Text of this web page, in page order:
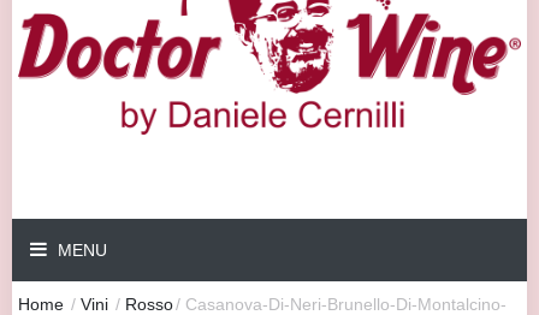
MENU
Home / Vini / Rosso/ Casanova-Di-Neri-Brunello-Di-Montalcino-